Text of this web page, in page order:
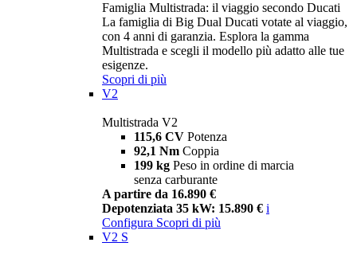
Famiglia Multistrada: il viaggio secondo Ducati
La famiglia di Big Dual Ducati votate al viaggio,
con 4 anni di garanzia. Esplora la gamma
Multistrada e scegli il modello più adatto alle tue
esigenze.
Scopri di più
V2
Multistrada V2
115,6 CV Potenza
92,1 Nm Coppia
199 kg Peso in ordine di marcia
senza carburante
A partire da 16.890 €
Depotenziata 35 kW: 15.890 € i
Configura Scopri di più
V2 S